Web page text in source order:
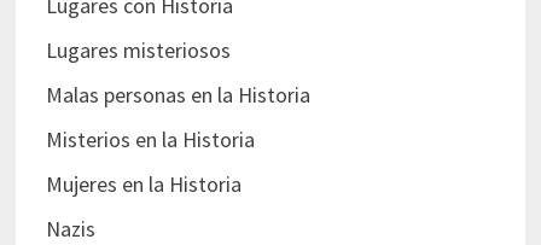
Lugares con Historia
Lugares misteriosos
Malas personas en la Historia
Misterios en la Historia
Mujeres en la Historia
Nazis